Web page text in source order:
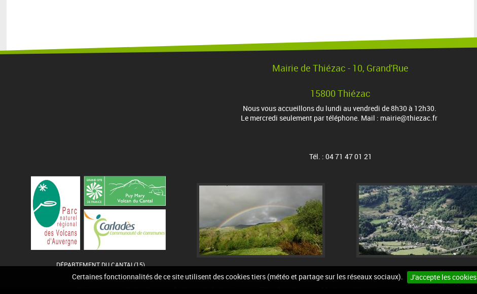
Certaines fonctionnalités de ce site utilisent des cookies tiers (météo et partage sur les réseaux sociaux). J'accepte les cookies
Mairie de Thiézac - 10, Grand'Rue
15800 Thiézac
Nous vous accueillons du lundi au vendredi de 8h30 à 12h30.
Le mercredi seulement par téléphone. Mail : mairie@thiezac.fr
Tél. : 04 71 47 01 21
DÉPARTEMENT DU CANTAL(15)